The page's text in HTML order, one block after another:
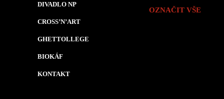
DIVADLO NP
CROSS’N’ART
GHETTOLLEGE
BIOKÁF
KONTAKT
OZNAČIT VŠE